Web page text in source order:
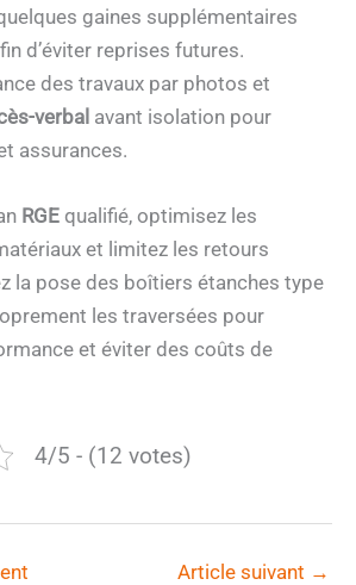
gaines supplémentaires
d’éviter reprises futures.
des travaux par photos et
verbal avant isolation pour
assurances.
RGE qualifié, optimisez les
et limitez les retours
la pose des boîtiers étanches type
les traversées pour
et éviter des coûts de
4/5 - (12 votes)
Article suivant →